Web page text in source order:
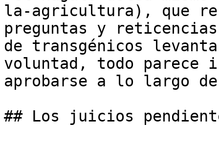
la-agricultura), que
preguntas y
de transgénicos
voluntad, todo parece
aprobarse a lo largo
## Los juicios